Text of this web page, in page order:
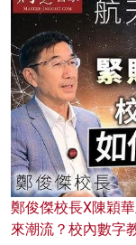
鄭俊傑校長X陳穎
來潮流？校內數字